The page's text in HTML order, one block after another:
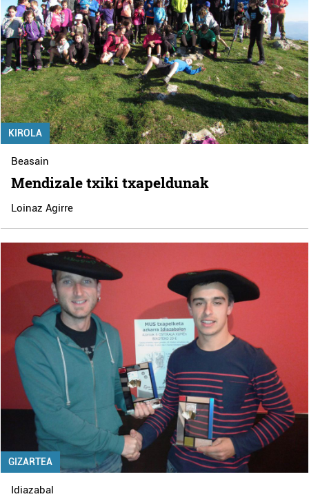
KIROLA
Beasain
Mendizale txiki txapeldunak
Loinaz Agirre
GIZARTEA
Idiazabal